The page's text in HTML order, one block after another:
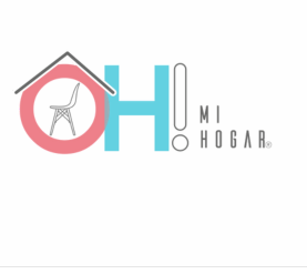
Asientos